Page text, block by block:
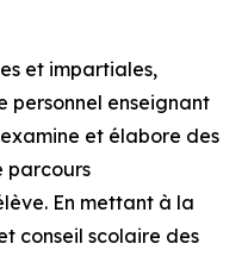
et impartiales,
personnel enseignant
et élabore des
parcours
En mettant à la
conseil scolaire des